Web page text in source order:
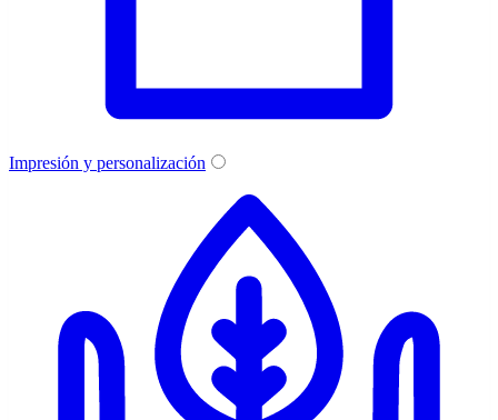
Impresión y personalización